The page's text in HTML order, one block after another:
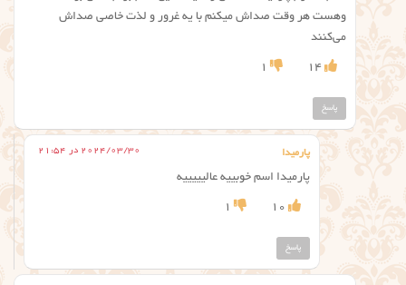
وهست هر وقت صداش میکنم با یه غرور و لذت خاصی صداش
می‌کنند
14
1
پاسخ
پارمیدا 2024/03/30 در 21:54
پارمیدا اسم خوبییه عالیییییه
10
1
پاسخ